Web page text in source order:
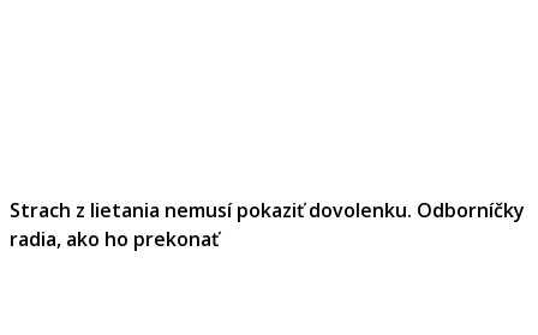
Strach z lietania nemusí pokaziť dovolenku. Odborníčky
radia, ako ho prekonať